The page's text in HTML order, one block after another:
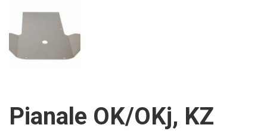
Pianale OK/OKj, KZ